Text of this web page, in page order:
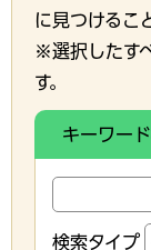
に見つけるこ
※選択したす
す。
キーワー
検索タイプ